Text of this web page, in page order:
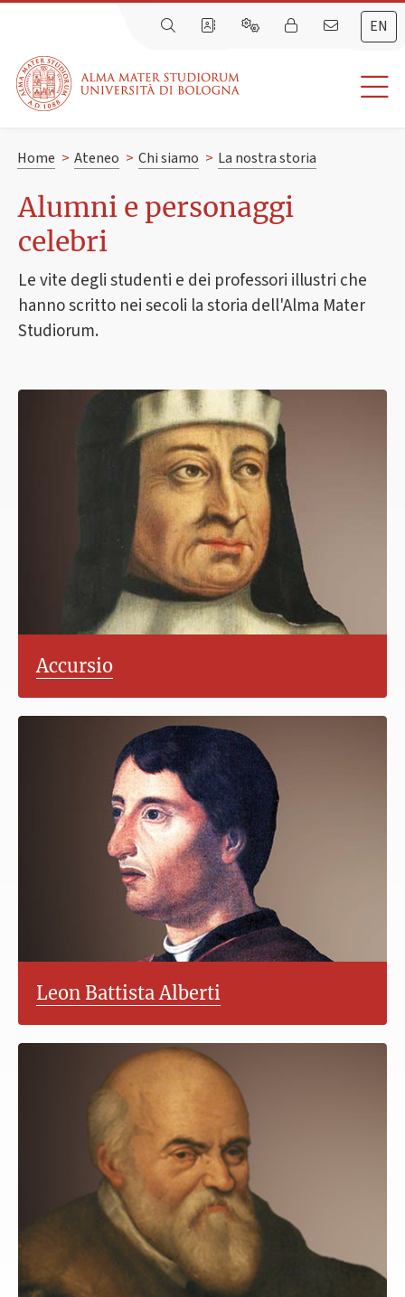
EN
Home > Ateneo > Chi siamo > La nostra storia
Alumni e personaggi
celebri
Le vite degli studenti e dei professori illustri che
hanno scritto nei secoli la storia dell'Alma Mater
Studiorum.
Accursio
Leon Battista Alberti